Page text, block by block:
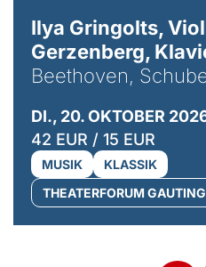
Ilya Gringolts,
Gerzenberg,
Beethoven,
DI., 20. OKTOBER
42 EUR / 15 EUR
MUSIK
KLASSIK
THEATERFORUM